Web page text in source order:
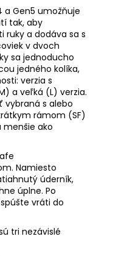
a Gen5 umožňuje
tak, aby
ruky a dodáva sa s
v dvoch
sa jednoducho
jedného kolíka,
verzia s
a veľká (L) verzia.
vybraná s alebo
rámom (SF)
menšie ako
Namiesto
úderník,
úplne. Po
vráti do
tri nezávislé